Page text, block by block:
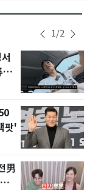
1/2
브
팟'
男